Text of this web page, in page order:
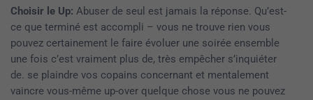
Choisir le Up: Abuser de seul est jamais la réponse. Qu’est-
ce que terminé est accompli – vous ne trouve rien vous
pouvez certainement le faire évoluer une soirée ensemble
une fois c’est vraiment plus de, très empêcher s’inquiéter
de. se plaindre vos copains concernant et mentalement
vaincre vous-même up-over quelque chose vous ne pouvez